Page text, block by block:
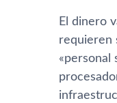
El dinero
requieren
«personal